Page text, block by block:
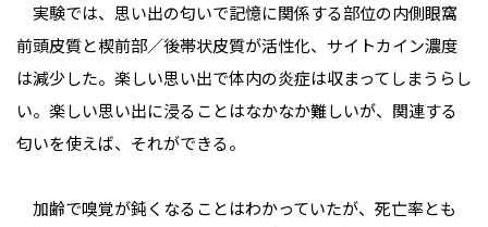
実験では、思い出の匂いで記憶に関係する部位の内側眼窩
前頭皮質と楔前部／後帯状皮質が活性化、サイトカイン濃度
は減少した。楽しい思い出で体内の炎症は収まってしまうらし
い。楽しい思い出に浸ることはなかなか難しいが、関連する
匂いを使えば、それができる。
加齢で嗅覚が鈍くなることはわかっていたが、死亡率とも